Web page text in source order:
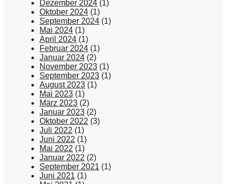
Dezember 2024 (1)
Oktober 2024 (1)
September 2024 (1)
Mai 2024 (1)
April 2024 (1)
Februar 2024 (1)
Januar 2024 (2)
November 2023 (1)
September 2023 (1)
August 2023 (1)
Mai 2023 (1)
März 2023 (2)
Januar 2023 (2)
Oktober 2022 (3)
Juli 2022 (1)
Juni 2022 (1)
Mai 2022 (1)
Januar 2022 (2)
September 2021 (1)
Juni 2021 (1)